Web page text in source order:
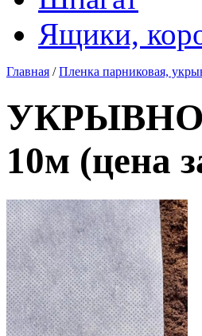
Ящики,
Главная /Пленка парниковая,
10м (цена